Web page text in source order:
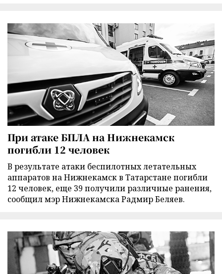
При атаке БПЛА на Нижнекамск
погибли 12 человек
В результате атаки беспилотных летательных
аппаратов на Нижнекамск в Татарстане погибли
12 человек, еще 39 получили различные ранения,
сообщил мэр Нижнекамска Радмир Беляев.